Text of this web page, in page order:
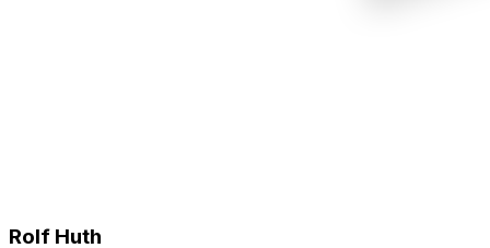
Rolf Huth